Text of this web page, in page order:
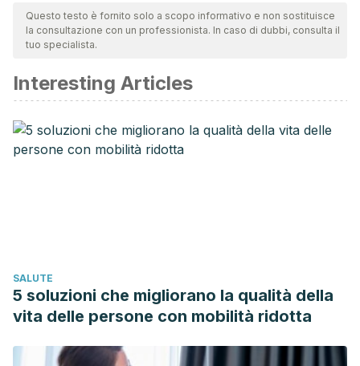
team per garantirne la qualità, l'affidabilità, l'attualità e la
validità. La bibliografia di questo articolo è stata considerata
Hígado: anatomía y funciones. Health Library. UC Chicago
Medicine. [Avaiable online].
Questo testo è fornito solo a scopo informativo e non sostituisce
la consultazione con un professionista. In caso di dubbi, consulta il
tuo specialista.
Interesting Articles
SALUTE
5 soluzioni che migliorano la qualità della
vita delle persone con mobilità ridotta